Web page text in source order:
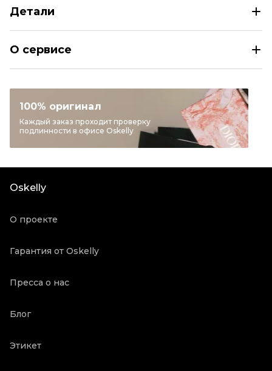
Детали
Категория
Жакеты и пиджаки
Бренд
GOLDEN GOOSE
Материал одежды
Шерсть
Продавец
О сервисе
100% оригинал
Каждый заказ проходит проверку
подлинности в офисе Oskelly
Oskelly
О проекте
Гарантия от Oskelly
Пресса о нас
Блог
Этикет